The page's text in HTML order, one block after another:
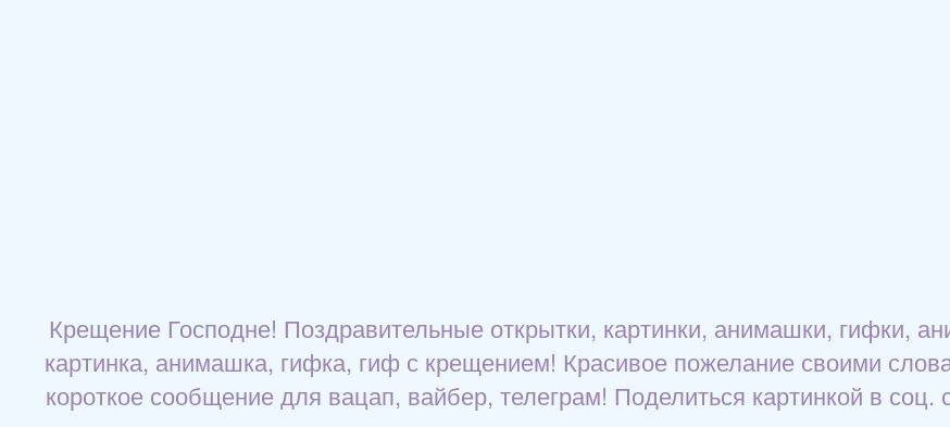
Крещение Господне! Поздравительные открытки, картинки, анимашки, гифки,
картинка, анимашка, гифка, гиф с крещением! Красивое пожелание своими
короткое сообщение для вацап, вайбер, телеграм! Поделиться картинкой в соц.